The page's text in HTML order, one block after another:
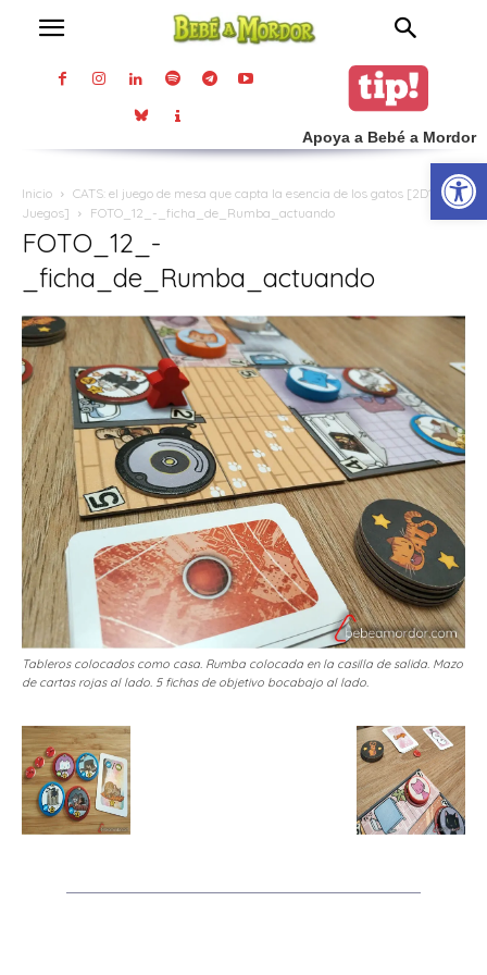
Apoya a Bebé a Mordor
Inicio
CATS: el juego de mesa que capta la esencia de los gatos [2D10
Juegos]
FOTO_12_-_ficha_de_Rumba_actuando
FOTO_12_-
_ficha_de_Rumba_actuando
Tableros colocados como casa. Rumba colocada en la casilla de salida. Mazo
de cartas rojas al lado. 5 fichas de objetivo bocabajo al lado.